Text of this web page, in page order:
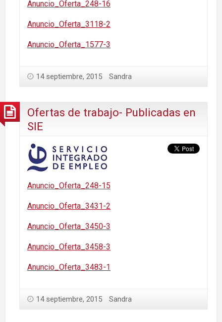
Anuncio_Oferta_248-16
Anuncio_Oferta_3118-2
Anuncio_Oferta_1577-3
14 septiembre, 2015 Sandra
Ofertas de trabajo- Publicadas en
SIE
Anuncio_Oferta_248-15
Anuncio_Oferta_3431-2
Anuncio_Oferta_3450-3
Anuncio_Oferta_3458-3
Anuncio_Oferta_3483-1
14 septiembre, 2015 Sandra